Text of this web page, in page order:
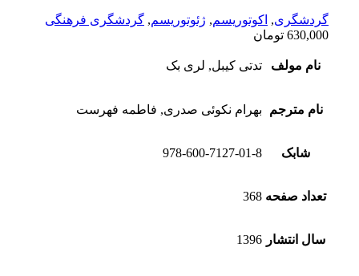
گردشگری, اکوتوریسم, ژئوتوریسم, گردشگری فرهنگی
630,000 تومان
نام مولف تدتی کیبل, لری بک
نام مترجم بهرام نکوئی صدری, فاطمه فهرست
شابک 978-600-7127-01-8
تعداد صفحه 368
سال انتشار 1396